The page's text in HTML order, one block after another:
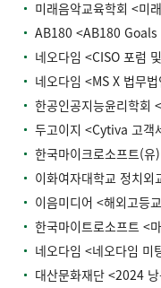
미래음악교육학회 <미
AB180 <AB180
네오다임 <CISO 포럼
네오다임 <MS X 법무
한공인공지능윤리학회
두고이지 <Cytiva 고객
한국마이크로소프트(유
이화여자대학교 정치
이음미디어 <해외고등
한국마이트로소프트 <
네오다임 <네오다임 미
대산문화재단 <2024